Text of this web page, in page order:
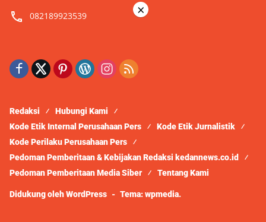
082189923539
Redaksi
Hubungi Kami
Kode Etik Internal Perusahaan Pers
Kode Etik Jurnalistik
Kode Perilaku Perusahaan Pers
Pedoman Pemberitaan & Kebijakan Redaksi kedannews.co.id
Pedoman Pemberitaan Media Siber
Tentang Kami
Didukung oleh WordPress - Tema: wpmedia.
×